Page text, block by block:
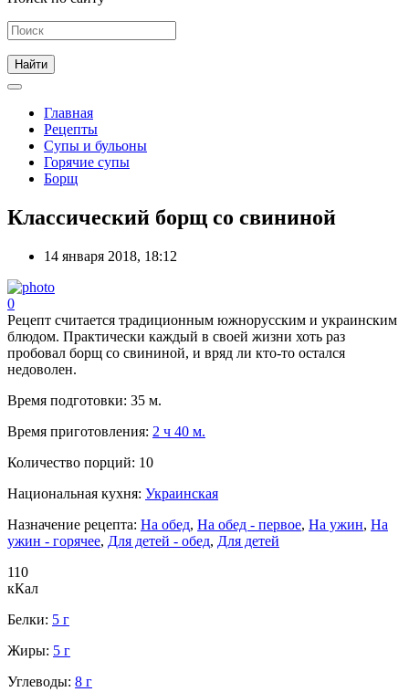
Главная
Рецепты
Супы и бульоны
Горячие супы
Борщ
Классический борщ со свининой
14 января 2018, 18:12
0
Рецепт считается традиционным южнорусским и украинским
блюдом. Практически каждый в своей жизни хоть раз
пробовал борщ со свининой, и вряд ли кто-то остался
недоволен.
Время подготовки: 35 м.
Время приготовления: 2 ч 40 м.
Количество порций: 10
Национальная кухня: Украинская
Назначение рецепта: На обед, На обед - первое, На ужин, На
ужин - горячее, Для детей - обед, Для детей
110
кКал
Белки: 5 г
Жиры: 5 г
Углеводы: 8 г